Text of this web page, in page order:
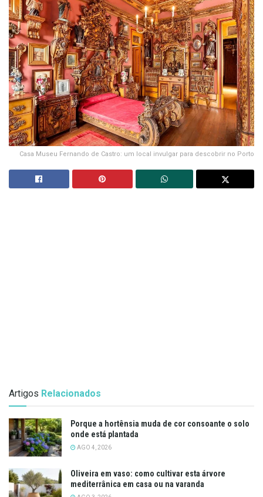
Casa Museu Fernando de Castro: um local invulgar para descobrir no Porto
Artigos Relacionados
Porque a hortênsia muda de cor consoante o solo
onde está plantada
AGO 4, 2026
Oliveira em vaso: como cultivar esta árvore
mediterrânica em casa ou na varanda